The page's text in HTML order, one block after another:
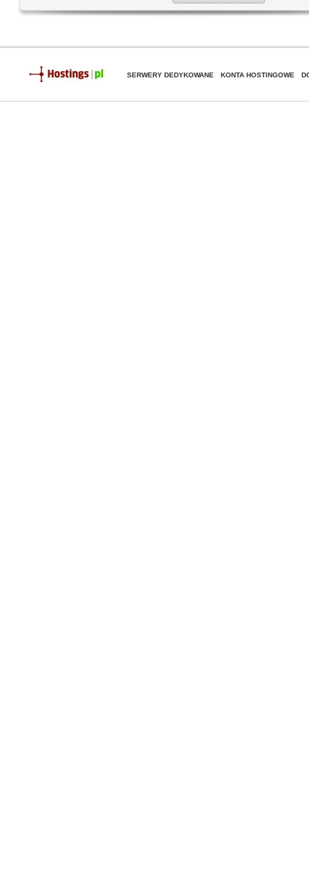
SERWERY DEDYKOWANE KONTA HOSTINGOWE